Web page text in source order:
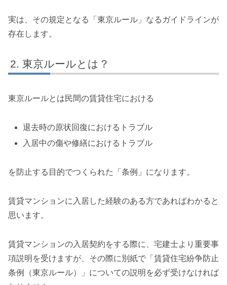
実は、その規定となる「東京ルール」なるガイドラインが
存在します。
東京ルールとは？
東京ルールとは民間の賃貸住宅における
退去時の原状回復におけるトラブル
入居中の傷や修繕におけるトラブル
を防止する目的でつくられた「条例」になります。
賃貸マンションに入居した経験のある方であればわかると
思います。
賃貸マンションの入居契約をする際に、宅建士より重要事
項説明を受けますが、その際に別紙で「賃貸住宅紛争防止
条例（東京ルール）」についての説明を必ず受けなければ